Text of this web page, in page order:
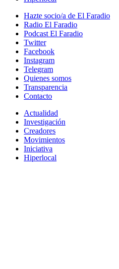
Hazte socio/a de El Faradio
Radio El Faradio
Podcast El Faradio
Twitter
Facebook
Instagram
Telegram
Quienes somos
Transparencia
Contacto
Actualidad
Investigación
Creadores
Movimientos
Iniciativa
Hiperlocal